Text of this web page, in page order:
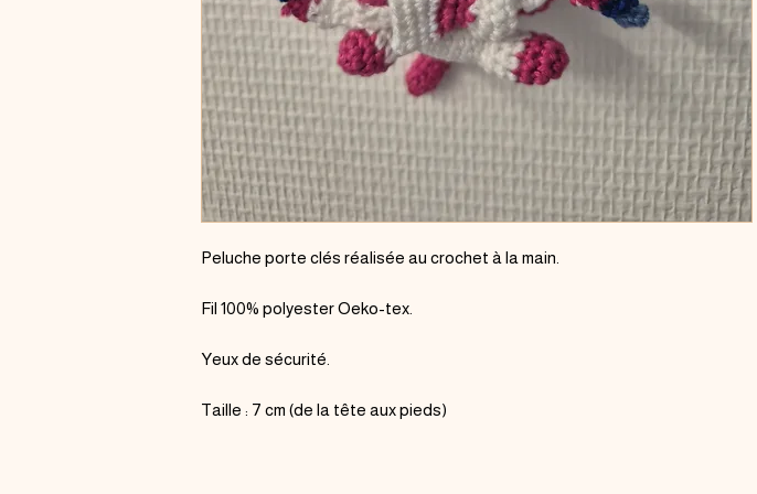
Peluche porte clés réalisée au crochet à la main.
Fil 100% polyester Oeko-tex.
Yeux de sécurité.
Taille : 7 cm (de la tête aux pieds)